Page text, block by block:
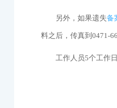
另外，如果遗失备
料之后，传真到0471-
工作人员5个工作